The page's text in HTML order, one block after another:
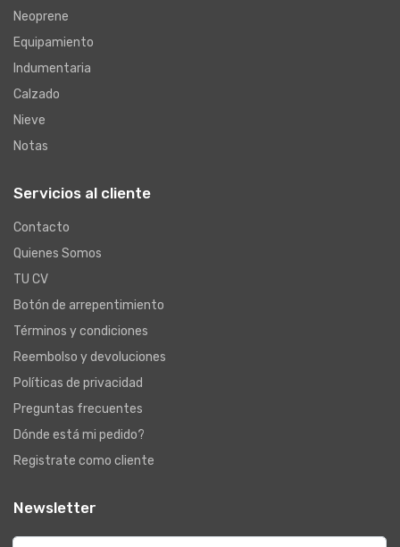
Neoprene
Equipamiento
Indumentaria
Calzado
Nieve
Notas
Servicios al cliente
Contacto
Quienes Somos
TU CV
Botón de arrepentimiento
Términos y condiciones
Reembolso y devoluciones
Políticas de privacidad
Preguntas frecuentes
Dónde está mi pedido?
Registrate como cliente
Newsletter